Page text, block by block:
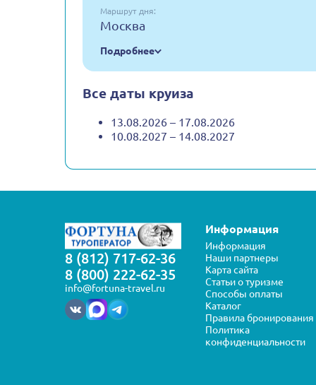
Маршрут дня:
Москва
Подробнее
Все даты круиза
13.08.2026 – 17.08.2026
10.08.2027 – 14.08.2027
8 (812) 717-62-36
8 (800) 222-62-35
info@fortuna-travel.ru
Информация
Информация
Наши партнеры
Карта сайта
Статьи о туризме
Способы оплаты
Каталог
Правила бронирования
Политика
конфиденциальности